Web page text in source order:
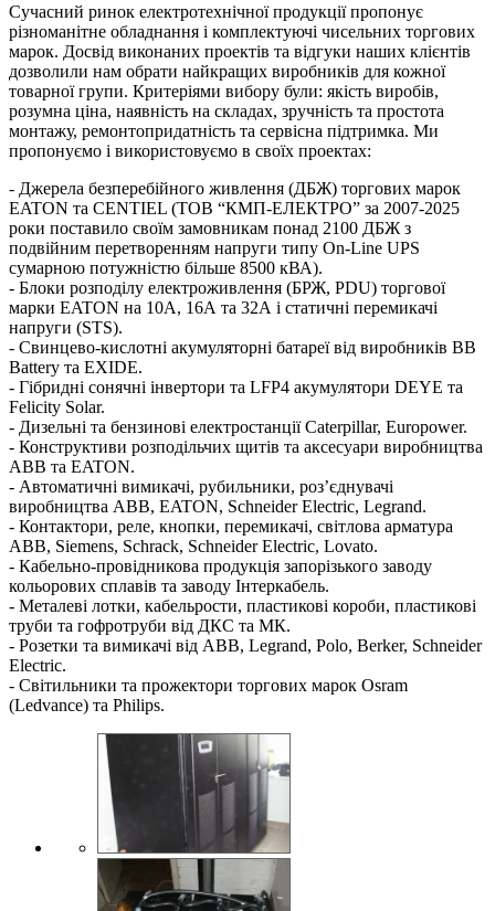
Сучасний ринок електротехнічної продукції пропонує
різноманітне обладнання і комплектуючі чисельних торгових
марок. Досвід виконаних проектів та відгуки наших клієнтів
дозволили нам обрати найкращих виробників для кожної
товарної групи. Критеріями вибору були: якість виробів,
розумна ціна, наявність на складах, зручність та простота
монтажу, ремонтопридатність та сервісна підтримка. Ми
пропонуємо і використовуємо в своїх проектах:
- Джерела безперебійного живлення (ДБЖ) торгових марок
EATON та CENTIEL (ТОВ “КМП-ЕЛЕКТРО” за 2007-2025
роки поставило своїм замовникам понад 2100 ДБЖ з
подвійним перетворенням напруги типу On-Line UPS
сумарною потужністю більше 8500 кВА).
- Блоки розподілу електроживлення (БРЖ, PDU) торгової
марки EATON на 10А, 16А та 32А і статичні перемикачі
напруги (STS).
- Свинцево-кислотні акумуляторні батареї від виробників BB
Вattery та EXIDE.
- Гібридні сонячні інвертори та LFP4 акумулятори DEYE та
Felicity Solar.
- Дизельні та бензинові електростанції Caterpillar, Europower.
- Конструктиви розподільчих щитів та аксесуари виробництва
ABB та EATON.
- Автоматичні вимикачі, рубильники, роз’єднувачі
виробництва ABB, EATON, Schneider Electric, Legrand.
- Контактори, реле, кнопки, перемикачі, світлова арматура
ABB, Siemens, Schrack, Schneider Electric, Lovato.
- Кабельно-провідникова продукція запорізького заводу
кольорових сплавів та заводу Інтеркабель.
- Металеві лотки, кабельрости, пластикові короби, пластикові
труби та гофротруби від ДКС та МК.
- Розетки та вимикачі від ABB, Legrand, Polo, Berker, Schneider
Electric.
- Світильники та прожектори торгових марок Osram
(Ledvance) та Philips.